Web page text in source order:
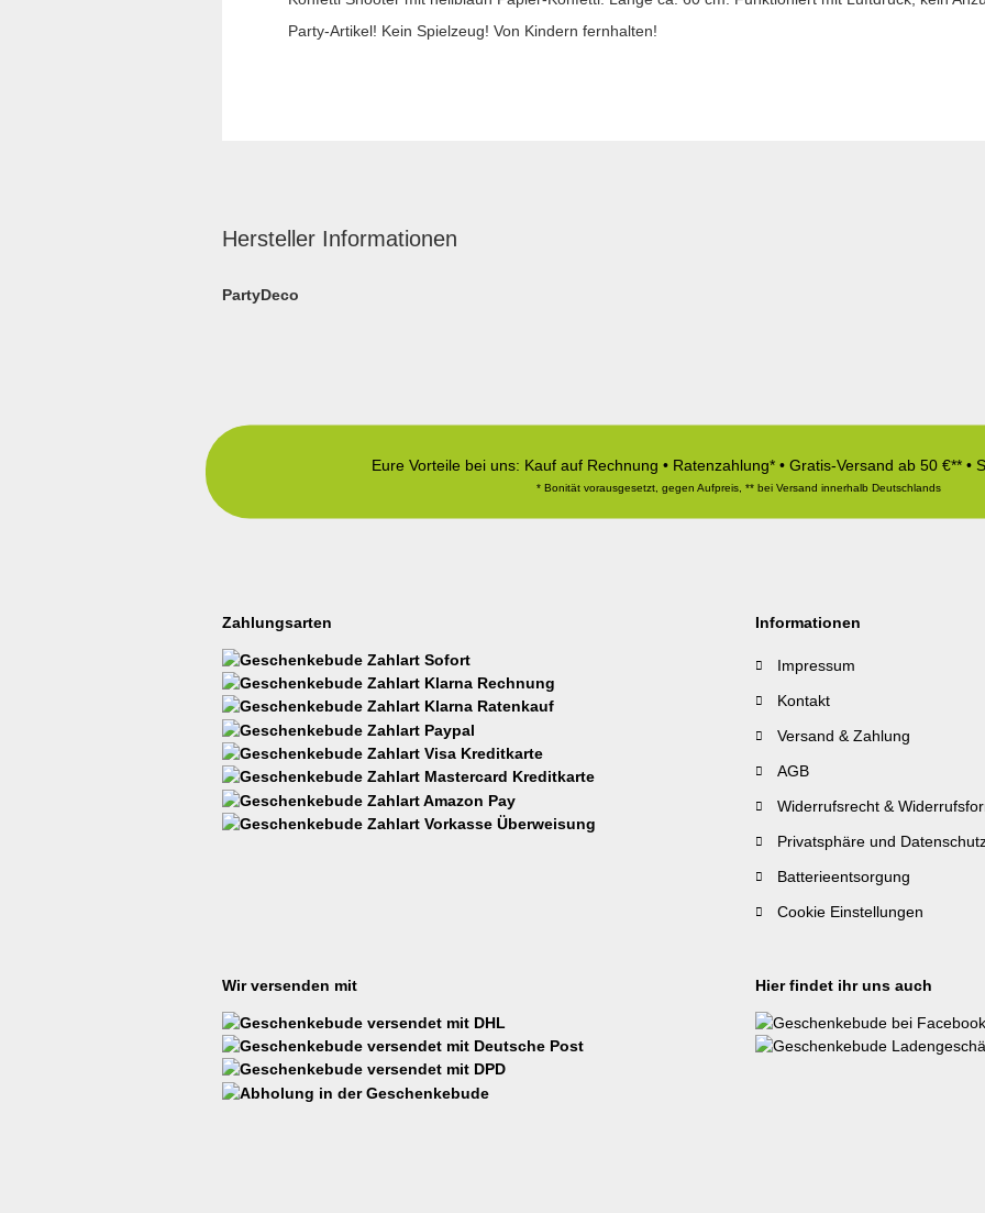
Party-Artikel! Kein Spielzeug! Von Kindern fernhalten!
Hersteller Informationen
PartyDeco
Eure Vorteile bei uns: Kauf auf Rechnung • Ratenzahlung* • Gratis-Versand ab 50 €** •
* Bonität vorausgesetzt, gegen Aufpreis, ** bei Versand innerhalb Deutschlands
Zahlungsarten Informationen
Impressum
Kontakt
Versand & Zahlung
AGB
Widerrufsrecht &
Privatsphäre und
Batterieentsorgung
Cookie Einstellungen
Wir versenden mit Hier findet ihr uns auch